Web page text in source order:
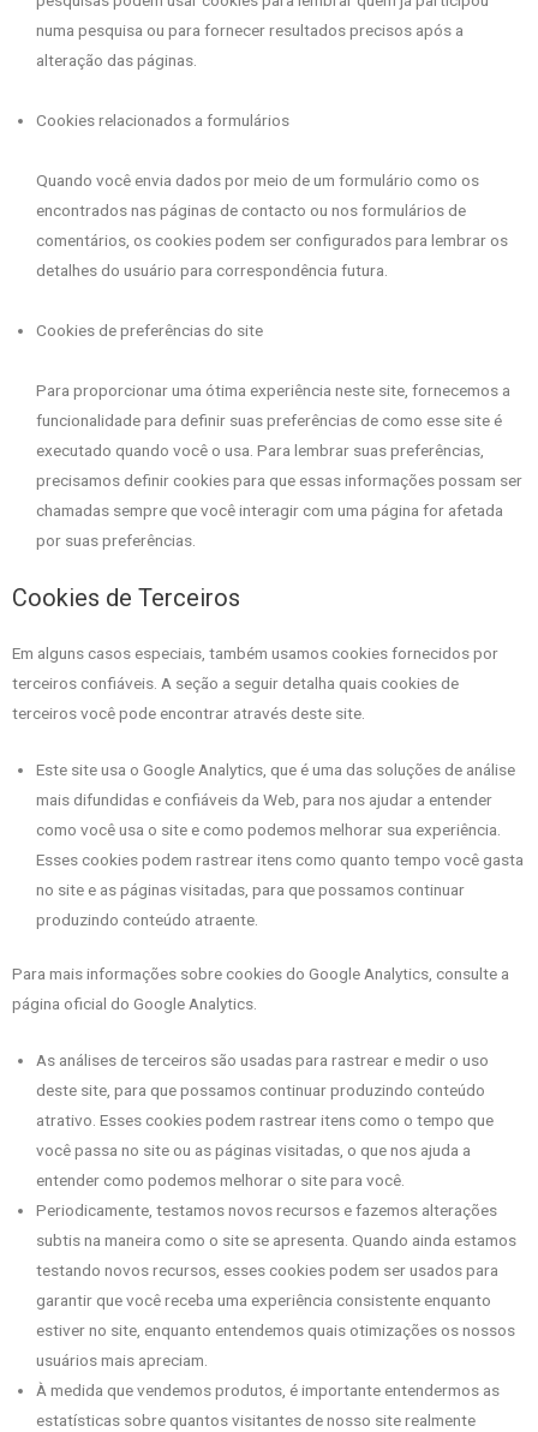
numa pesquisa ou para fornecer resultados precisos após a
alteração das páginas.
Cookies relacionados a formulários
Quando você envia dados por meio de um formulário como os
encontrados nas páginas de contacto ou nos formulários de
comentários, os cookies podem ser configurados para lembrar os
detalhes do usuário para correspondência futura.
Cookies de preferências do site
Para proporcionar uma ótima experiência neste site, fornecemos a
funcionalidade para definir suas preferências de como esse site é
executado quando você o usa. Para lembrar suas preferências,
precisamos definir cookies para que essas informações possam ser
chamadas sempre que você interagir com uma página for afetada
por suas preferências.
Cookies de Terceiros
Em alguns casos especiais, também usamos cookies fornecidos por
terceiros confiáveis. A seção a seguir detalha quais cookies de
terceiros você pode encontrar através deste site.
Este site usa o Google Analytics, que é uma das soluções de análise
mais difundidas e confiáveis ​​da Web, para nos ajudar a entender
como você usa o site e como podemos melhorar sua experiência.
Esses cookies podem rastrear itens como quanto tempo você gasta
no site e as páginas visitadas, para que possamos continuar
produzindo conteúdo atraente.
Para mais informações sobre cookies do Google Analytics, consulte a
página oficial do Google Analytics.
As análises de terceiros são usadas para rastrear e medir o uso
deste site, para que possamos continuar produzindo conteúdo
atrativo. Esses cookies podem rastrear itens como o tempo que
você passa no site ou as páginas visitadas, o que nos ajuda a
entender como podemos melhorar o site para você.
Periodicamente, testamos novos recursos e fazemos alterações
subtis na maneira como o site se apresenta. Quando ainda estamos
testando novos recursos, esses cookies podem ser usados ​​para
garantir que você receba uma experiência consistente enquanto
estiver no site, enquanto entendemos quais otimizações os nossos
usuários mais apreciam.
À medida que vendemos produtos, é importante entendermos as
estatísticas sobre quantos visitantes de nosso site realmente